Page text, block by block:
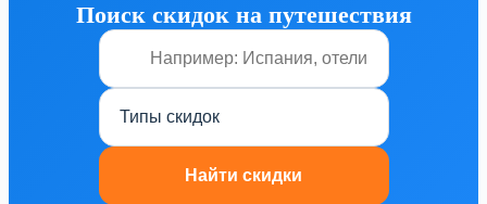
Поиск скидок на путешествия